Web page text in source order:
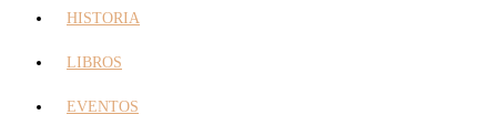
HISTORIA
LIBROS
EVENTOS